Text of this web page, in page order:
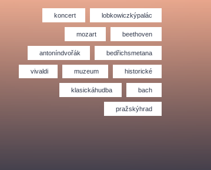
koncert lobkowiczkýpalác
mozart beethoven
antoníndvořák bedřichsmetana
vivaldi muzeum historické
klasickáhudba bach
pražskýhrad
tanec a sen
Divadlo Hybernia
v Novoměstské radnici
Filmový orchestr Praha
(FOP)